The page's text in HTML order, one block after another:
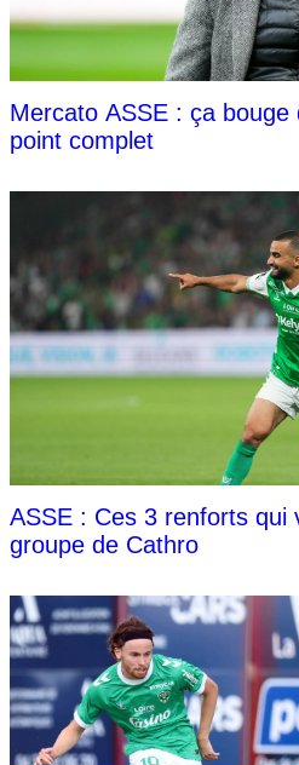
Mercato ASSE : ça
point complet
ASSE : Ces 3 renforts qui
groupe de Cathro